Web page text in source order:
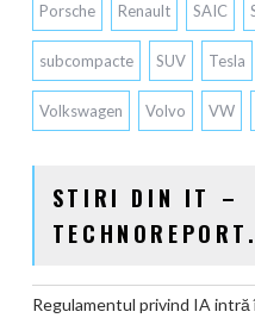
Porsche Renault SAIC
subcompacte SUV Tesla
Volkswagen Volvo VW
STIRI DIN IT –
Regulamentul privind IA